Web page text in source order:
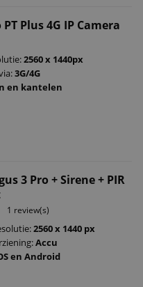
Plus 4G IP Camera
2560 x 1440px
3G/4G
en kantelen
3 Pro + Sirene + PIR
1 review(s)
2560 x 1440 px
Accu
en Android